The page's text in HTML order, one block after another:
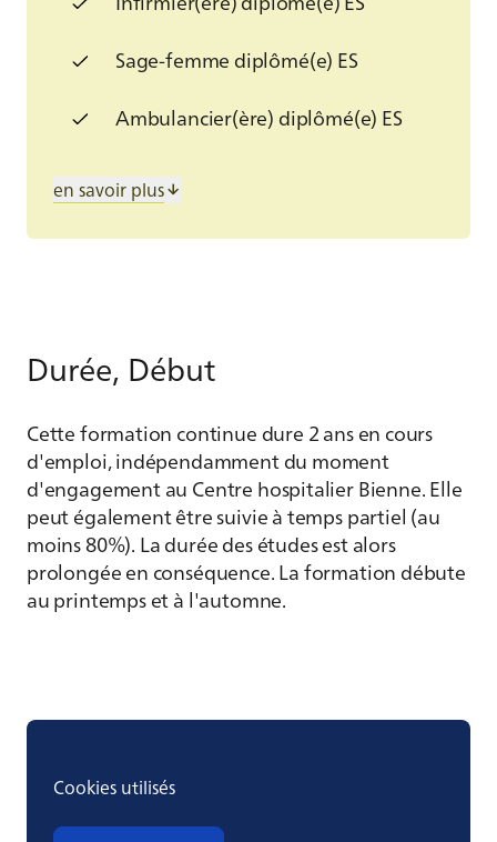
Sage-femme diplômé(e) ES
Ambulancier(ère) diplômé(e) ES
Expérience professionnelle de 12
des soins aigus dans un hôpital ou
en allemand
en savoir plus
Durée, Début
Cette formation continue dure 2 ans en cours
d'emploi, indépendamment du moment
d'engagement au Centre hospitalier Bienne. Elle
peut également être suivie à temps partiel (au
moins 80%). La durée des études est alors
prolongée en conséquence. La formation débute
au printemps et à l'automne.
Cookies utilisés